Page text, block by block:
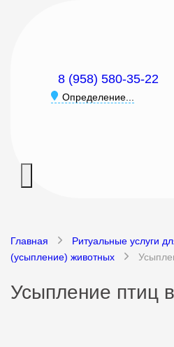
8 (958) 580-35-22
Определение...
Главная Ритуальные услуги
(усыпление) животных
Усыпление птиц